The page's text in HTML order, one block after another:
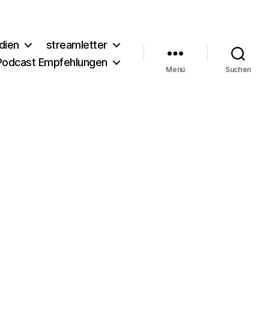
streamletter
Empfehlungen
Menü Suchen